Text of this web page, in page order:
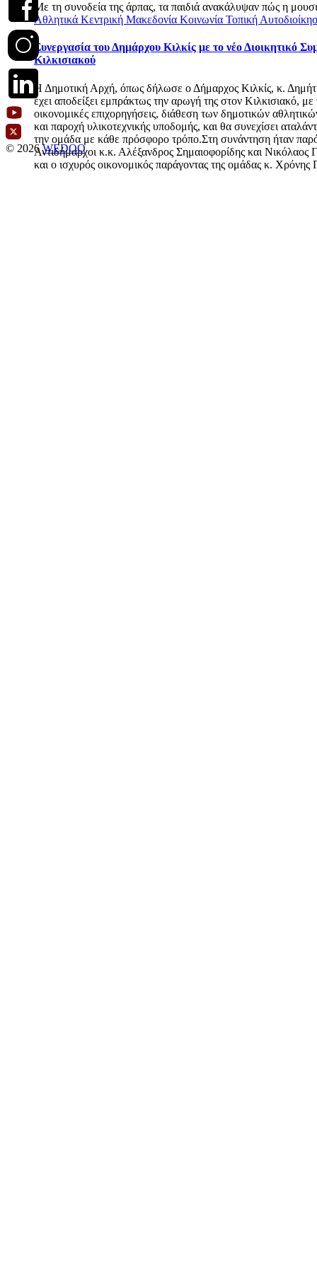
Με τη συνοδεία της άρπας, τα παιδιά ανακάλυψαν πώς η
Αθλητικά Κεντρική Μακεδονία Κοινωνία Τοπική
Συνεργασία του Δημάρχου Κιλκίς με το νέο Διοικητικό
Κιλκισιακού
Η Δημοτική Αρχή, όπως δήλωσε ο Δήμαρχος Κιλκίς, κ.
έχει αποδείξει εμπράκτως την αρωγή της στον Κιλκισιακό, με
οικονομικές επιχορηγήσεις, διάθεση των δημοτικών
και παροχή υλικοτεχνικής υποδομής, και θα συνεχίσει
την ομάδα με κάθε πρόσφορο τρόπο.Στη συνάντηση ήταν
Αντιδήμαρχοι κ.κ. Αλέξανδρος Σημαιοφορίδης και Νικόλαος
και ο ισχυρός οικονομικός παράγοντας της ομάδας κ. Χρόνης
© 2026WEDOO